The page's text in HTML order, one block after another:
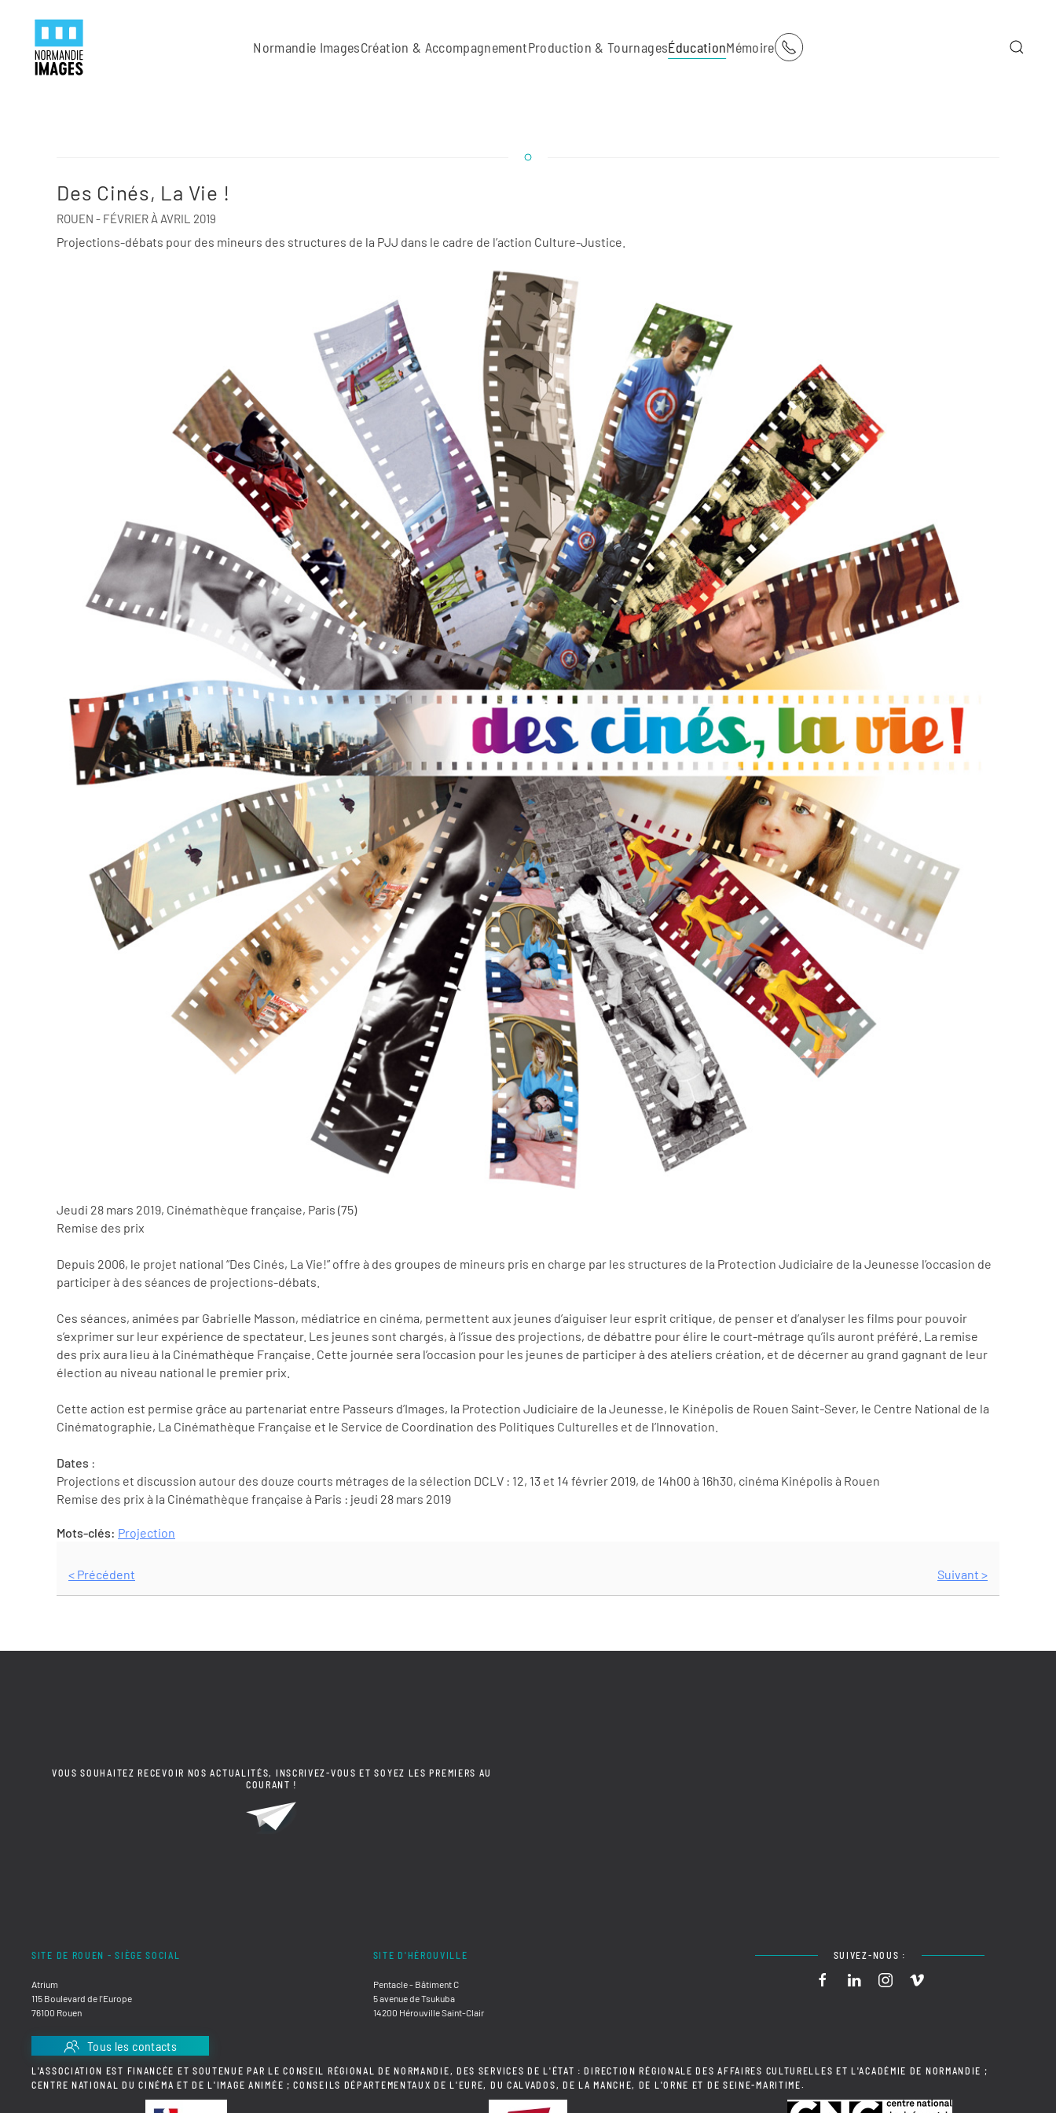
Skip to main content
Normandie ImagesCréation & AccompagnementProduction & TournagesÉducationMémoire
Des Cinés, La Vie !
ROUEN - FÉVRIER À AVRIL 2019
Projections-débats pour des mineurs des structures de la PJJ dans le cadre de l’action Culture-Justice.
Jeudi 28 mars 2019, Cinémathèque française, Paris (75)
Remise des prix
Depuis 2006, le projet national “Des Cinés, La Vie!” offre à des groupes de mineurs pris en charge par les structures de la Protection Judiciaire de la Jeunesse l’occasion de
participer à des séances de projections-débats.
Ces séances, animées par Gabrielle Masson, médiatrice en cinéma, permettent aux jeunes d’aiguiser leur esprit critique, de penser et d’analyser les films pour pouvoir
s’exprimer sur leur expérience de spectateur. Les jeunes sont chargés, à l’issue des projections, de débattre pour élire le court-métrage qu’ils auront préféré. La remise
des prix aura lieu à la Cinémathèque Française. Cette journée sera l’occasion pour les jeunes de participer à des ateliers création, et de décerner au grand gagnant de leur
élection au niveau national le premier prix.
Cette action est permise grâce au partenariat entre Passeurs d’Images, la Protection Judiciaire de la Jeunesse, le Kinépolis de Rouen Saint-Sever, le Centre National de la
Cinématographie, La Cinémathèque Française et le Service de Coordination des Politiques Culturelles et de l’Innovation.
Dates :
Projections et discussion autour des douze courts métrages de la sélection DCLV : 12, 13 et 14 février 2019, de 14h00 à 16h30, cinéma Kinépolis à Rouen
Remise des prix à la Cinémathèque française à Paris : jeudi 28 mars 2019
Mots-clés: Projection
< Précédent Suivant >
VOUS SOUHAITEZ RECEVOIR NOS ACTUALITÉS, INSCRIVEZ-VOUS ET SOYEZ LES PREMIERS AU
COURANT !
SITE DE ROUEN - SIÈGE SOCIAL
Atrium
115 Boulevard de l'Europe
76100 Rouen
Tous les contacts
SITE D'HÉROUVILLE
Pentacle - Bâtiment C
5 avenue de Tsukuba
14200 Hérouville Saint-Clair
SUIVEZ-NOUS :
L'ASSOCIATION EST FINANCÉE ET SOUTENUE PAR LE CONSEIL RÉGIONAL DE NORMANDIE, DES SERVICES DE L'ÉTAT : DIRECTION RÉGIONALE DES AFFAIRES CULTURELLES ET L'ACADÉMIE DE NORMANDIE ;
CENTRE NATIONAL DU CINÉMA ET DE L'IMAGE ANIMÉE ; CONSEILS DÉPARTEMENTAUX DE L'EURE, DU CALVADOS, DE LA MANCHE, DE L'ORNE ET DE SEINE-MARITIME.